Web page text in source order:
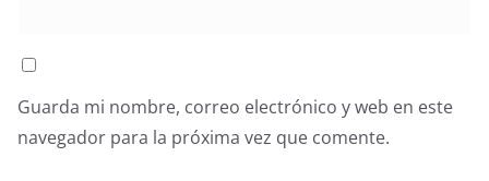
Guarda mi nombre, correo electrónico y web en este
navegador para la próxima vez que comente.